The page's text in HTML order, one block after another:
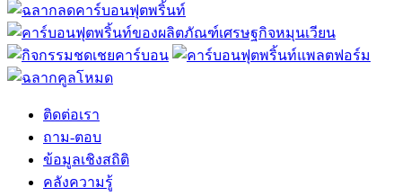
ติดต่อเรา
ถาม-ตอบ
ข้อมูลเชิงสถิติ
คลังความรู้